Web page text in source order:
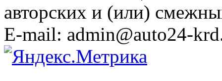
авторских и (или)
E-mail: admin@auto24-